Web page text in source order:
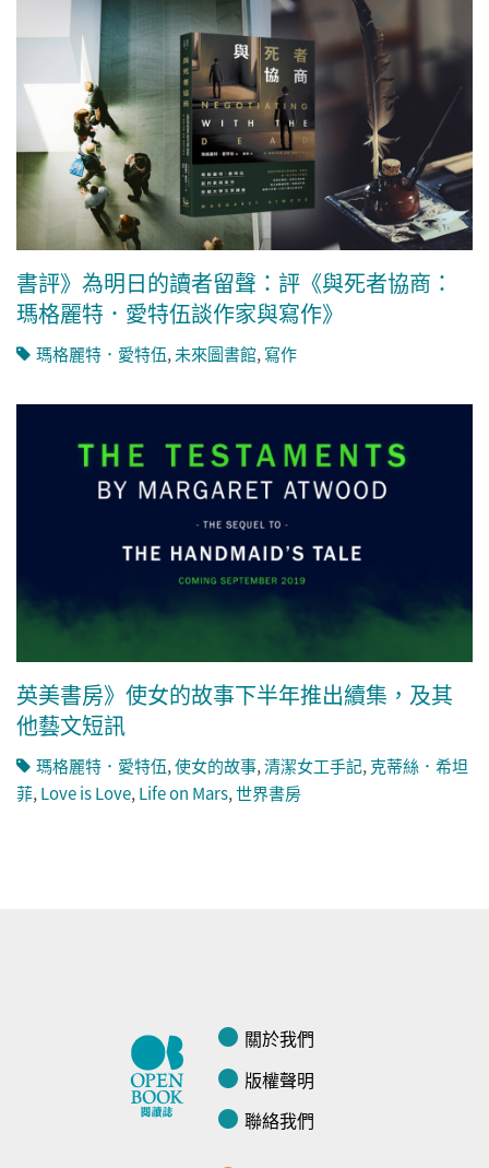
書評》為明日的讀者留聲：評《與死者協商：
瑪格麗特．愛特伍談作家與寫作》
瑪格麗特．愛特伍, 未來圖書館, 寫作
英美書房》使女的故事下半年推出續集，及其
他藝文短訊
瑪格麗特．愛特伍,使女的故事,清潔女工手記,克蒂絲．希坦
菲,Love is Love,Life on Mars,世界書房
關於我們
版權聲明
聯絡我們